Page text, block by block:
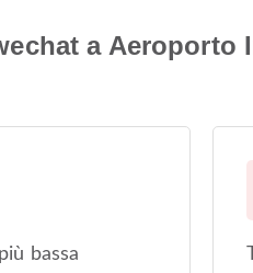
a Aeroporto
bassa